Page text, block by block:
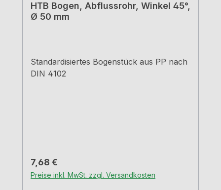
HTB Bogen, Abflussrohr, Winkel 45°,
Ø 50 mm
Standardisiertes Bogenstück aus PP nach
DIN 4102
Regulärer Preis:
7,68 €
Preise inkl. MwSt. zzgl. Versandkosten